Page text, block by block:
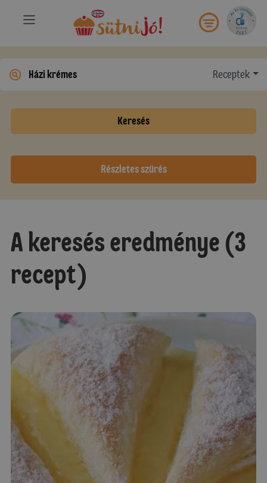
Receptek
Keresés
Részletes szűrés
A keresés eredménye (3
recept)